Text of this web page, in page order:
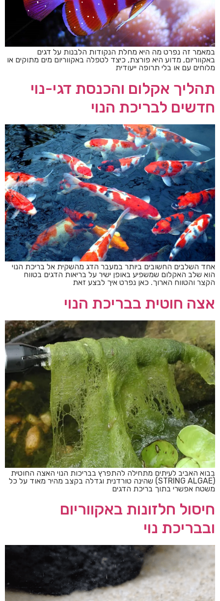
במאמר זה נפרט מה היא מחלת הנקודות הלבנות על דגים
באקווריום, מדוע היא פורצת, כיצד לטפלה באקווריום מים מתוקים או
מלוחים עם או בלי תרופה ייעודית
תהליך אקלום והכנסת דגי-נוי
חדשים לבריכת הנוי
אחד השלבים החשובים ביותר במעבר הדג מהשקית אל בריכת הנוי
הוא שלב האקלום שמשפיע באופן ישיר על בריאות הדגים בטווח
הקצר והטווח הארוך. כאן נפרט איך לבצע זאת
אצה חוטית בבריכת הנוי
בבוא האביב לעיתים מתחילה להתפרץ בבריכות הנוי האצה החוטית
(STRING ALGAE) שהינה טורדנית וגדלה בקצב מהיר מאוד על כל
משטח אפשרי בתוך בריכת הדגים
חיסול חלזונות באקווריום
ובבריכת נוי